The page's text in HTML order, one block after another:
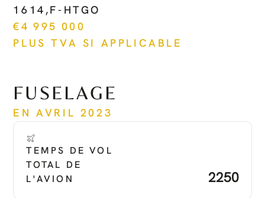
1614 ,F-HTGO
€4 995 000
PLUS TVA SI APPLICABLE
FUSELAGE
EN AVRIL 2023
TEMPS DE VOL
TOTAL DE
L'AVION
2250